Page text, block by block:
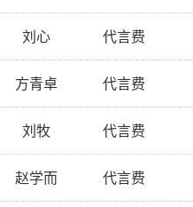
刘心 代言费
方青卓 代言费
刘牧 代言费
赵学而 代言费